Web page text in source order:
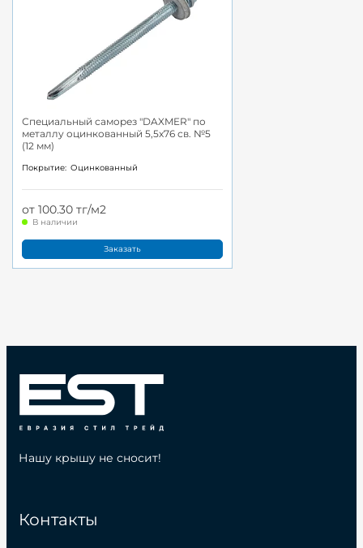
Специальный саморез "DAXMER" по
металлу оцинкованный 5,5x76 св. №5
(12 мм)
Покрытие: Оцинкованный
от 100.30 тг/м2
В наличии
Заказать
Контакты
Нашу крышу не сносит!